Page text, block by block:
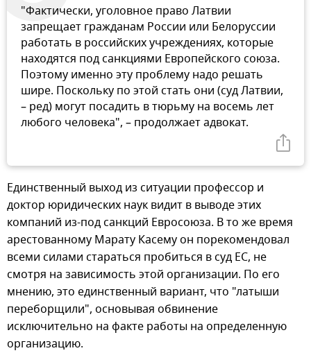
"Фактически, уголовное право Латвии
запрещает гражданам России или Белоруссии
работать в российских учреждениях, которые
находятся под санкциями Европейского союза.
Поэтому именно эту проблему надо решать
шире. Поскольку по этой стать они (суд Латвии,
– ред) могут посадить в тюрьму на восемь лет
любого человека", – продолжает адвокат.
Единственный выход из ситуации профессор и
доктор юридических наук видит в выводе этих
компаний из-под санкций Евросоюза. В то же время
арестованному Марату Касему он порекомендовал
всеми силами стараться пробиться в суд ЕС, не
смотря на зависимость этой организации. По его
мнению, это единственный вариант, что "латыши
переборщили", основывая обвинение
исключительно на факте работы на определенную
организацию.